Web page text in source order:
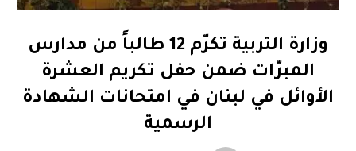
وزارة التربية تكرّم 12 طالباً من مدارس
المبرّات ضمن حفل تكريم العشرة
الأوائل في لبنان في امتحانات الشهادة
الرسمية